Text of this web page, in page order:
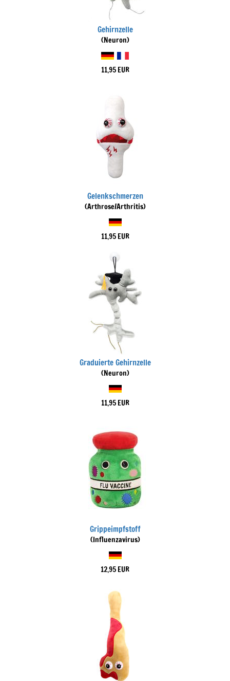
Gehirnzelle
(Neuron)
11,95 EUR
Gelenkschmerzen
(Arthrose/Arthritis)
11,95 EUR
Graduierte Gehirnzelle
(Neuron)
11,95 EUR
Grippeimpfstoff
(Influenzavirus)
12,95 EUR